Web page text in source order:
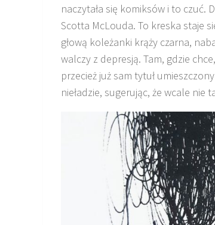
naczytała się komiksów i to
Scotta McLouda. To kreska staje
głową koleżanki krąży czarna,
walczy z depresją. Tam, gdzie
przecież już sam tytuł
nieładzie, sugerując, że wcale nie